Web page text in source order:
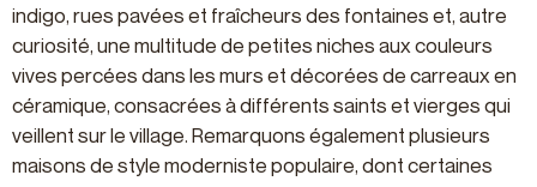
indigo, rues pavées et fraîcheurs des fontaines et, autre
curiosité, une multitude de petites niches aux couleurs
vives percées dans les murs et décorées de carreaux en
céramique, consacrées à différents saints et vierges qui
veillent sur le village. Remarquons également plusieurs
maisons de style moderniste populaire, dont certaines